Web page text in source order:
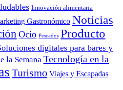
Innovación alimentaria
Gastronómico Noticias
Ocio Pescados Producto
digitales para bares y
la Semana Tecnología en la
Turismo Viajes y Escapadas